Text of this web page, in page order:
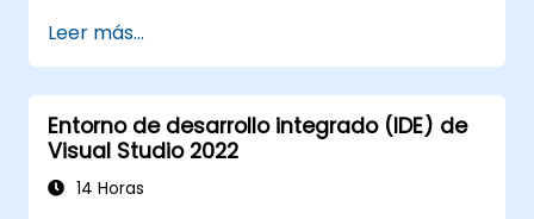
Leer más...
Entorno de desarrollo integrado (IDE) de
Visual Studio 2022
14 Horas